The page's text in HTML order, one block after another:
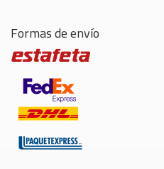
Formas de envío